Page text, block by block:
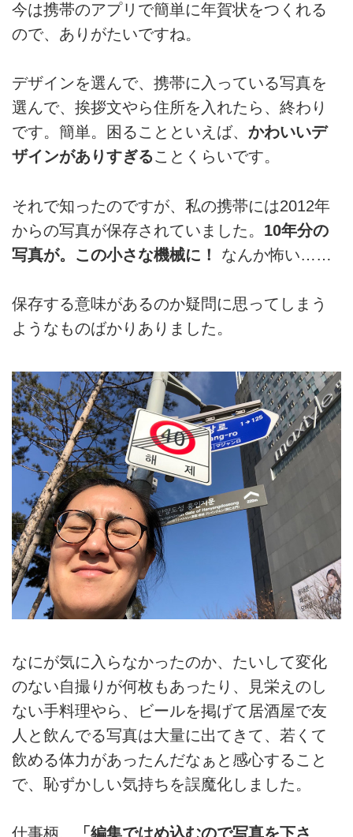
今は携帯のアプリで簡単に年賀状をつくれる
ので、ありがたいですね。
デザインを選んで、携帯に入っている写真を
選んで、挨拶文やら住所を入れたら、終わり
です。簡単。困ることといえば、 かわいいデ
ザインがありすぎることくらいです。
それで知ったのですが、私の携帯には2012年
からの写真が保存されていました。 10年分の
写真が。この小さな機械に！
なんか怖い……
保存する意味があるのか疑問に思ってしまう
ようなものばかりありました。
なにが気に入らなかったのか、たいして変化
のない自撮りが何枚もあったり、見栄えのし
ない手料理やら、ビールを掲げて居酒屋で友
人と飲んでる写真は大量に出てきて、若くて
飲める体力があったんだなぁと感心すること
で、恥ずかしい気持ちを誤魔化しました。
仕事柄、
「編集ではめ込むので写真を下さ